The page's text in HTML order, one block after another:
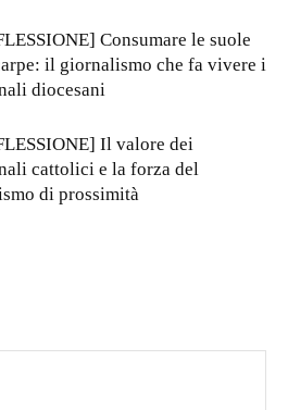
Consumare le suole
il giornalismo che fa vivere i
diocesani
Il valore dei
cattolici e la forza del
di prossimità